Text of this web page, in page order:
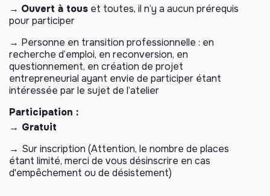
→ Ouvert à tous et toutes, il n’y a aucun prérequis
pour participer
→ Personne en transition professionnelle : en
recherche d’emploi, en reconversion, en
questionnement, en création de projet
entrepreneurial ayant envie de participer étant
intéressée par le sujet de l’atelier
Participation :
→ Gratuit
→ Sur inscription (Attention, le nombre de places
étant limité, merci de vous désinscrire en cas
d'empêchement ou de désistement)